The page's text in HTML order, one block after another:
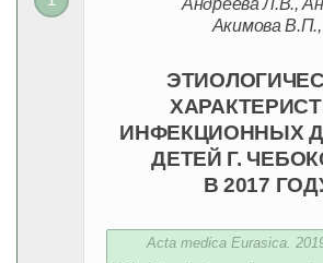
Андреева Л.В.,
Акимова
ИНФЕКЦИОННЫХ
ДЕТЕЙ Г.
В 2017
Acta medica Eurasica.